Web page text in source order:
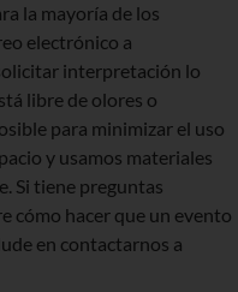
la mayoría de los
electrónico a
interpretación lo
libre de olores o
para minimizar el uso
y usamos materiales
Si tiene preguntas
cómo hacer que un evento
en contactarnos a